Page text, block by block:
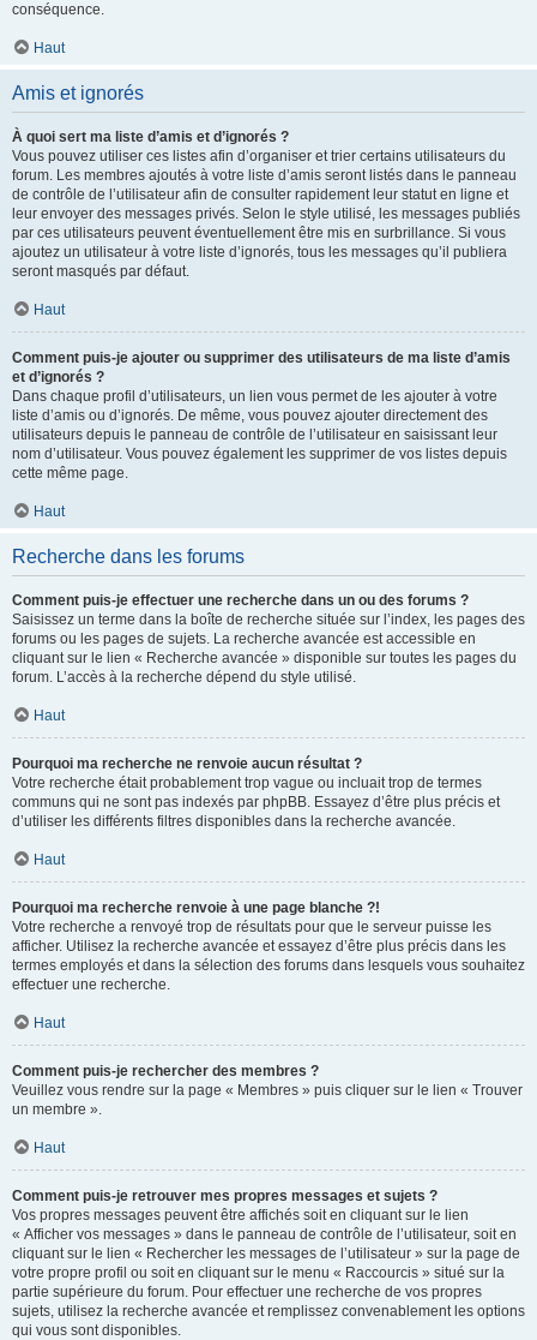
conséquence.
Haut
Amis et ignorés
À quoi sert ma liste d’amis et d’ignorés ?
Vous pouvez utiliser ces listes afin d’organiser et trier certains utilisateurs du
forum. Les membres ajoutés à votre liste d’amis seront listés dans le panneau
de contrôle de l’utilisateur afin de consulter rapidement leur statut en ligne et
leur envoyer des messages privés. Selon le style utilisé, les messages publiés
par ces utilisateurs peuvent éventuellement être mis en surbrillance. Si vous
ajoutez un utilisateur à votre liste d’ignorés, tous les messages qu’il publiera
seront masqués par défaut.
Haut
Comment puis-je ajouter ou supprimer des utilisateurs de ma liste d’amis
et d’ignorés ?
Dans chaque profil d’utilisateurs, un lien vous permet de les ajouter à votre
liste d’amis ou d’ignorés. De même, vous pouvez ajouter directement des
utilisateurs depuis le panneau de contrôle de l’utilisateur en saisissant leur
nom d’utilisateur. Vous pouvez également les supprimer de vos listes depuis
cette même page.
Haut
Recherche dans les forums
Comment puis-je effectuer une recherche dans un ou des forums ?
Saisissez un terme dans la boîte de recherche située sur l’index, les pages des
forums ou les pages de sujets. La recherche avancée est accessible en
cliquant sur le lien « Recherche avancée » disponible sur toutes les pages du
forum. L’accès à la recherche dépend du style utilisé.
Haut
Pourquoi ma recherche ne renvoie aucun résultat ?
Votre recherche était probablement trop vague ou incluait trop de termes
communs qui ne sont pas indexés par phpBB. Essayez d’être plus précis et
d’utiliser les différents filtres disponibles dans la recherche avancée.
Haut
Pourquoi ma recherche renvoie à une page blanche ?!
Votre recherche a renvoyé trop de résultats pour que le serveur puisse les
afficher. Utilisez la recherche avancée et essayez d’être plus précis dans les
termes employés et dans la sélection des forums dans lesquels vous souhaitez
effectuer une recherche.
Haut
Comment puis-je rechercher des membres ?
Veuillez vous rendre sur la page « Membres » puis cliquer sur le lien « Trouver
un membre ».
Haut
Comment puis-je retrouver mes propres messages et sujets ?
Vos propres messages peuvent être affichés soit en cliquant sur le lien
« Afficher vos messages » dans le panneau de contrôle de l’utilisateur, soit en
cliquant sur le lien « Rechercher les messages de l’utilisateur » sur la page de
votre propre profil ou soit en cliquant sur le menu « Raccourcis » situé sur la
partie supérieure du forum. Pour effectuer une recherche de vos propres
sujets, utilisez la recherche avancée et remplissez convenablement les options
qui vous sont disponibles.